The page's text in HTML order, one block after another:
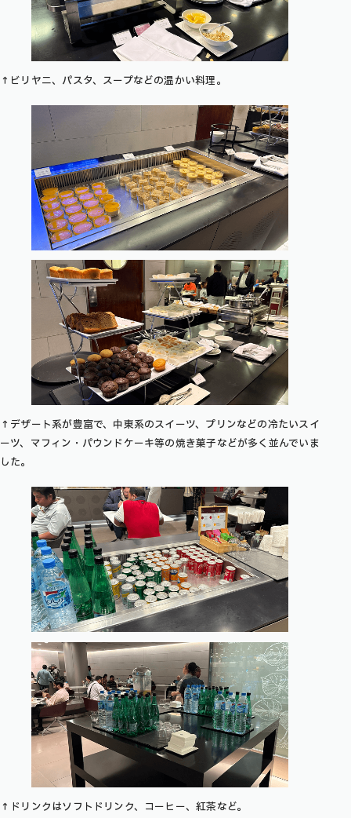
↑ビリヤニ、パスタ、スープなどの温かい料理。
↑デザート系が豊富で、中東系のスイーツ、プリンなどの冷たいスイ
ーツ、マフィン・パウンドケーキ等の焼き菓子などが多く並んでいま
した。
↑ドリンクはソフトドリンク、コーヒー、紅茶など。